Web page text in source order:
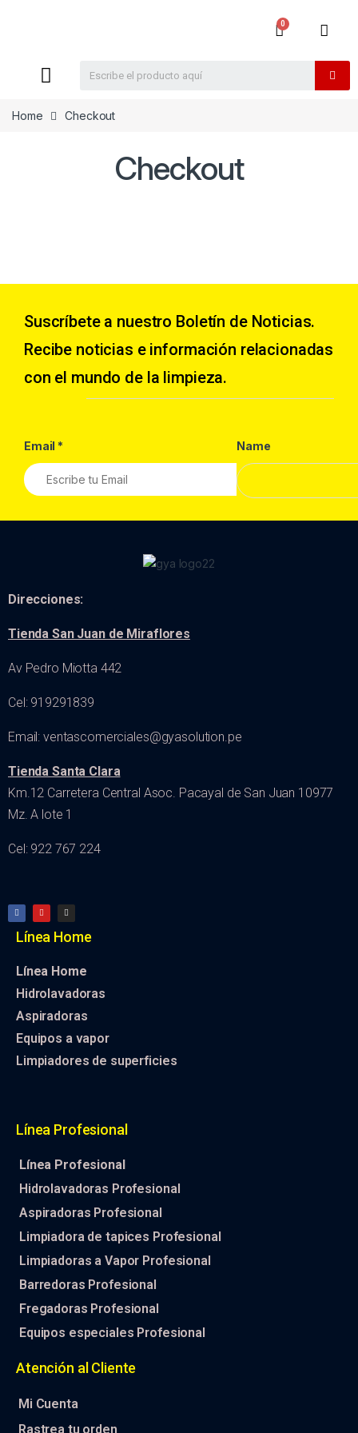
Home Checkout
Checkout
Suscríbete a nuestro Boletín de Noticias.
Recibe noticias e información relacionadas
con el mundo de la limpieza.
Email * Name
Direcciones:
Tienda San Juan de Miraflores
Av Pedro Miotta 442
Cel: 919291839
Email: ventascomerciales@gyasolution.pe
Tienda Santa Clara
Km.12 Carretera Central Asoc. Pacayal de San Juan 10977
Mz. A lote 1
Cel: 922 767 224
Línea Home
Línea Home
Hidrolavadoras
Aspiradoras
Equipos a vapor
Limpiadores de superficies
Línea Profesional
Línea Profesional
Hidrolavadoras Profesional
Aspiradoras Profesional
Limpiadora de tapices Profesional
Limpiadoras a Vapor Profesional
Barredoras Profesional
Fregadoras Profesional
Equipos especiales Profesional
Atención al Cliente
Mi Cuenta
Rastrea tu orden